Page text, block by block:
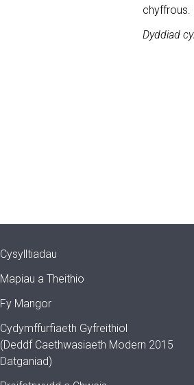
chyffrous.
Dyddiad
Cysylltiadau
Mapiau a Theithio
Fy Mangor
Cydymffurfiaeth Gyfreithiol
(Deddf Caethwasiaeth Modern 2015
Datganiad)